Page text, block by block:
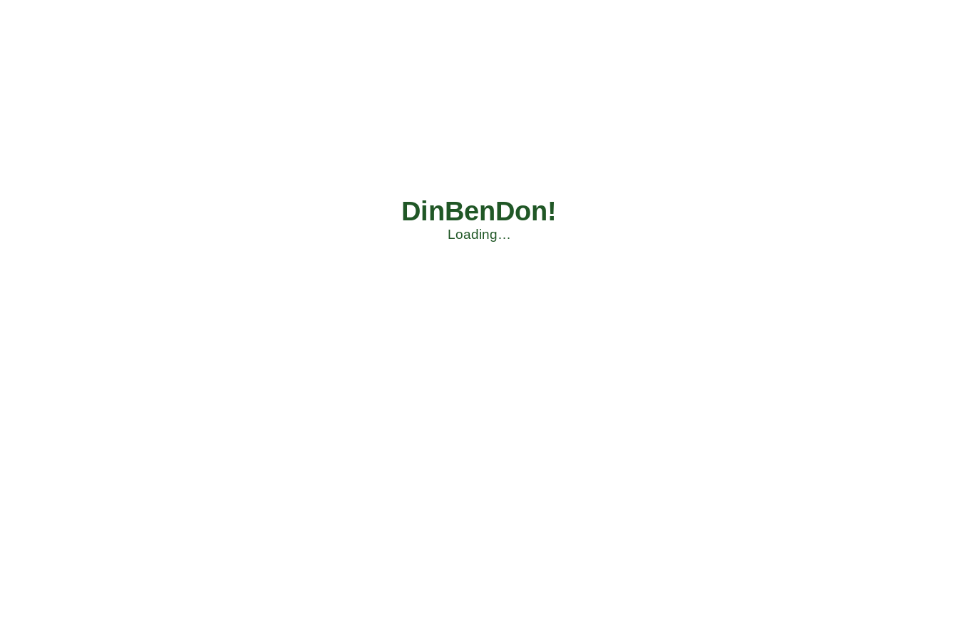
DinBenDon!
Loading…